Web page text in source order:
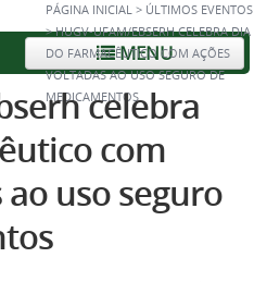
PÁGINA INICIAL > ÚLTIMOS EVENTOS
>HUGV-UFAM/EBSERH CELEBRA DIA
DO FARMACÊUTICO COM AÇÕES
VOLTADAS AO USO SEGURO DE
MEDICAMENTOS
MENU
celebra
com
uso seguro